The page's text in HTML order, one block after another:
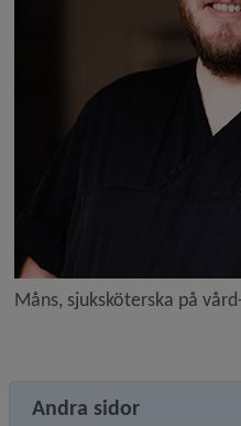
Måns, sjuksköterska på
Andra sidor